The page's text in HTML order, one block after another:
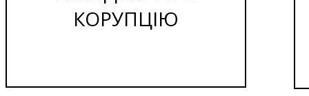
КОРУПЦІЮ